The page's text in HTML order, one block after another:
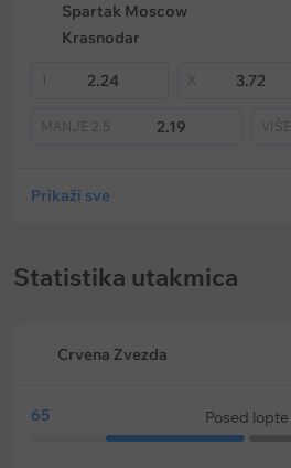
Spartak Moscow
Krasnodar
1 2.24 3.72
MANJE 2.5 2.19 VIŠE
Prikaži sve
Statistika utakmica
Crvena Zvezda
65 Posed lopte